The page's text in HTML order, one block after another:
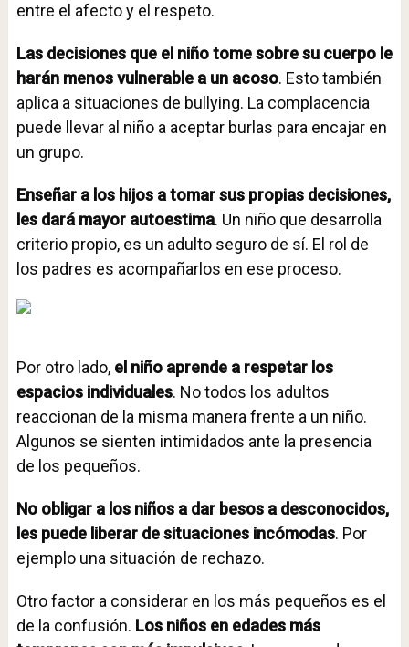
entre el afecto y el respeto.
Las decisiones que el niño tome sobre su cuerpo le
harán menos vulnerable a un acoso. Esto también
aplica a situaciones de bullying. La complacencia
puede llevar al niño a aceptar burlas para encajar en
un grupo.
Enseñar a los hijos a tomar sus propias decisiones,
les dará mayor autoestima. Un niño que desarrolla
criterio propio, es un adulto seguro de sí. El rol de
los padres es acompañarlos en ese proceso.
Por otro lado, el niño aprende a respetar los
espacios individuales. No todos los adultos
reaccionan de la misma manera frente a un niño.
Algunos se sienten intimidados ante la presencia
de los pequeños.
No obligar a los niños a dar besos a desconocidos,
les puede liberar de situaciones incómodas. Por
ejemplo una situación de rechazo.
Otro factor a considerar en los más pequeños es el
de la confusión. Los niños en edades más